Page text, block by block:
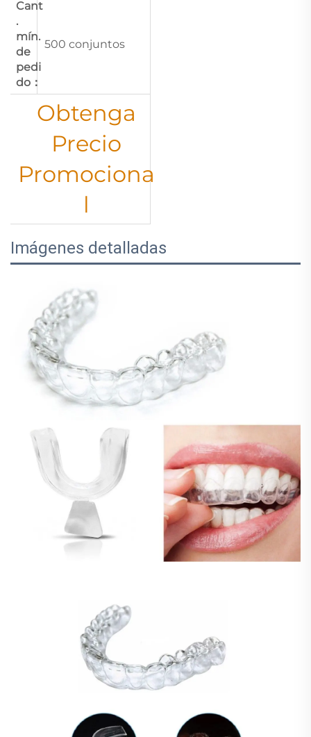
Cant
.
mín.
de
pedi
do：
500 conjuntos
Obtenga
Precio
Promociona
l
Imágenes detalladas